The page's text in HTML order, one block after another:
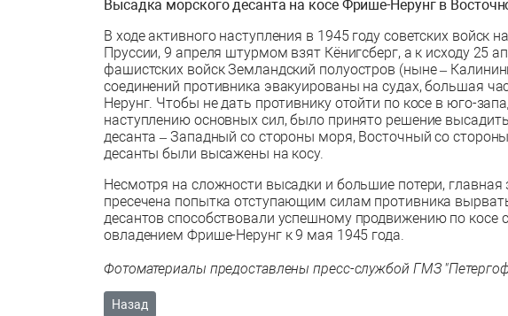
Высадка морского десанта на косе Фрише-Нерунг в
В ходе активного наступления в 1945 году советских войск
Пруссии, 9 апреля штурмом взят Кёнигсберг, а к исходу 25
фашистских войск Земландский полуостров (ныне –
соединений противника эвакуированы на судах, большая
Нерунг. Чтобы не дать противнику отойти по косе в юго-
наступлению основных сил, было принято решение
десанта – Западный со стороны моря, Восточный со
десанты были высажены на косу.
Несмотря на сложности высадки и большие потери,
пресечена попытка отступающим силам противника
десантов способствовали успешному продвижению по косе
овладением Фрише-Нерунг к 9 мая 1945 года.
Фотоматериалы предоставлены пресс-службой ГМЗ
Предыдущий: От котят и до белых медведей: Музей Мирового
Назад